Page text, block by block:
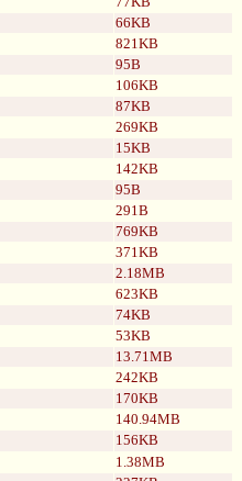
66KB
821KB
95B
106KB
87KB
269KB
15KB
142KB
95B
291B
769KB
371KB
2.18MB
623KB
74KB
53KB
13.71MB
242KB
170KB
140.94MB
156KB
1.38MB